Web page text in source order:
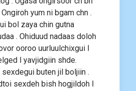
yum ni bgam chn .
bol zaya chin gutna
. Ohiduud nadaas doloh
ooroo uurluulchixgui l
l yavjidgiin shde.
sexdegui buten jil boljiin .
sexdeh bish hogjildoh l